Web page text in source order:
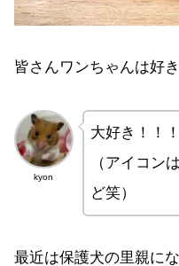
皆さんワンちゃんは好
kyon
大好き！！！
（アイコン
ど笑）
最近は保護犬の里親に